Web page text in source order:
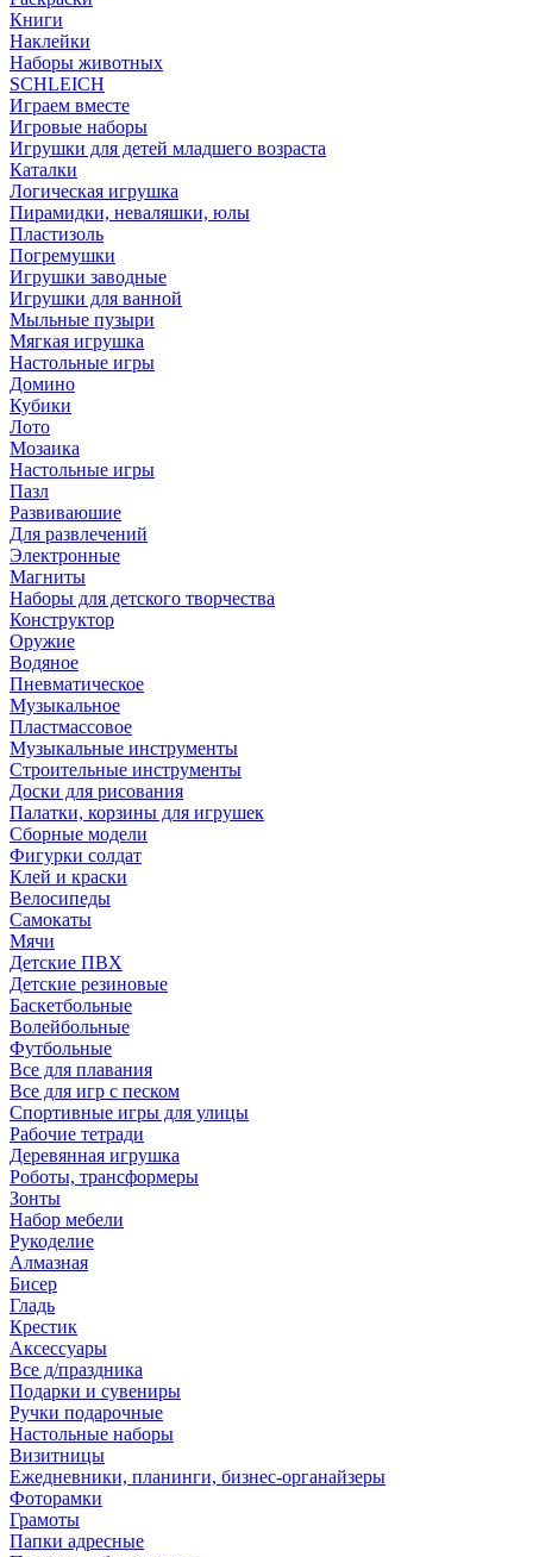
Книги
Наклейки
Наборы животных
SCHLEICH
Играем вместе
Игровые наборы
Игрушки для детей младшего возраста
Каталки
Логическая игрушка
Пирамидки, неваляшки, юлы
Пластизоль
Погремушки
Игрушки заводные
Игрушки для ванной
Мыльные пузыри
Мягкая игрушка
Настольные игры
Домино
Кубики
Лото
Мозаика
Настольные игры
Пазл
Развиваюшие
Для развлечений
Электронные
Магниты
Наборы для детского творчества
Конструктор
Оружие
Водяное
Пневматическое
Музыкальное
Пластмассовое
Музыкальные инструменты
Строительные инструменты
Доски для рисования
Палатки, корзины для игрушек
Сборные модели
Фигурки солдат
Клей и краски
Велосипеды
Самокаты
Мячи
Детские ПВХ
Детские резиновые
Баскетбольные
Волейбольные
Футбольные
Все для плавания
Все для игр с песком
Спортивные игры для улицы
Рабочие тетради
Деревянная игрушка
Роботы, трансформеры
Зонты
Набор мебели
Рукоделие
Алмазная
Бисер
Гладь
Крестик
Аксессуары
Все д/праздника
Подарки и сувениры
Ручки подарочные
Настольные наборы
Визитницы
Ежедневники, планинги, бизнес-органайзеры
Фоторамки
Грамоты
Папки адресные